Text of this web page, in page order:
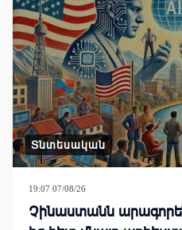
Տնտեսական
19:07 07/08/26
Չինաստանն